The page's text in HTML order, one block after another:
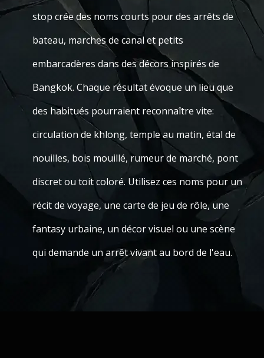
stop crée des noms courts pour des arrêts de
bateau, marches de canal et petits
embarcadères dans des décors inspirés de
Bangkok. Chaque résultat évoque un lieu que
des habitués pourraient reconnaître vite:
circulation de khlong, temple au matin, étal de
nouilles, bois mouillé, rumeur de marché, pont
discret ou toit coloré. Utilisez ces noms pour un
récit de voyage, une carte de jeu de rôle, une
fantasy urbaine, un décor visuel ou une scène
qui demande un arrêt vivant au bord de l'eau.